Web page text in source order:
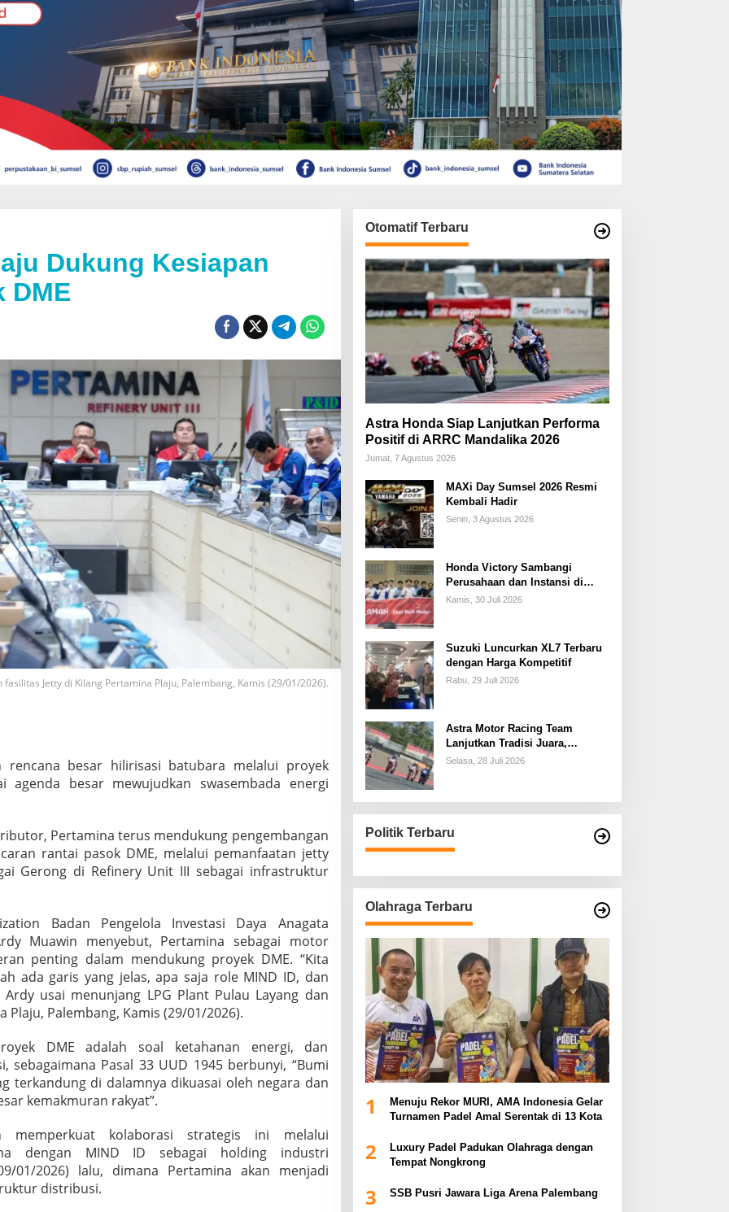
Dukung Kesiapan
DME
fasilitas Jetty di Kilang Pertamina Plaju, Palembang, Kamis (29/01/2026).
rencana besar hilirisasi batubara melalui proyek
agenda besar mewujudkan swasembada energi
Pertamina terus mendukung pengembangan
rantai pasok DME, melalui pemanfaatan jetty
Gerong di Refinery Unit III sebagai infrastruktur
Badan Pengelola Investasi Daya Anagata
Muawin menyebut, Pertamina sebagai motor
penting dalam mendukung proyek DME. “Kita
ada garis yang jelas, apa saja role MIND ID, dan
usai menunjang LPG Plant Pulau Layang dan
Plaju, Palembang, Kamis (29/01/2026).
DME adalah soal ketahanan energi, dan
sebagaimana Pasal 33 UUD 1945 berbunyi, “Bumi
terkandung di dalamnya dikuasai oleh negara dan
kemakmuran rakyat”.
kolaborasi strategis ini melalui
dengan MIND ID sebagai holding industri
01/2026) lalu, dimana Pertamina akan menjadi
distribusi.
Otomatif Terbaru
Astra Honda Siap Lanjutkan Performa
Positif di ARRC Mandalika 2026
Jumat, 7 Agustus 2026
MAXi Day Sumsel 2026 Resmi
Kembali Hadir
Senin, 3 Agustus 2026
Honda Victory Sambangi
Perusahaan dan Instansi di
Sumsel
Kamis, 30 Juli 2026
Suzuki Luncurkan XL7 Terbaru
dengan Harga Kompetitif
Rabu, 29 Juli 2026
Astra Motor Racing Team
Lanjutkan Tradisi Juara,
Kumpulkan 7 Podium di
Selasa, 28 Juli 2026
Politik Terbaru
Olahraga Terbaru
1
Menuju Rekor MURI, AMA Indonesia Gelar
Turnamen Padel Amal Serentak di 13 Kota
2
Luxury Padel Padukan Olahraga dengan
Tempat Nongkrong
3 SSB Pusri Jawara Liga Arena Palembang